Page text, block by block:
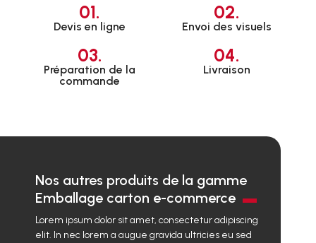
01.
Devis en ligne
02.
Envoi des visuels
03.
Préparation de la
commande
04.
Livraison
Nos autres produits de la gamme
Emballage carton e-commerce
Lorem ipsum dolor sit amet, consectetur adipiscing
elit. In nec lorem a augue gravida ultricies eu sed